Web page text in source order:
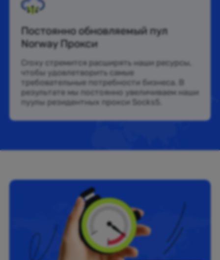
Постоянно обновляемый пул
Norway Прокси
Croxy стремится расширять наши ресурсы,
чтобы удовлетворить самые
требовательные потребности бизнеса. В
результате мы постоянно увеличиваем наши
пуулы резидентных прокси Socks5.